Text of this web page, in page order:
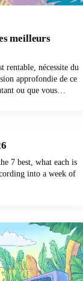
meilleurs
rentable, nécessite du
approfondie de ce
ou que vous
7 best, what each is
into a week of